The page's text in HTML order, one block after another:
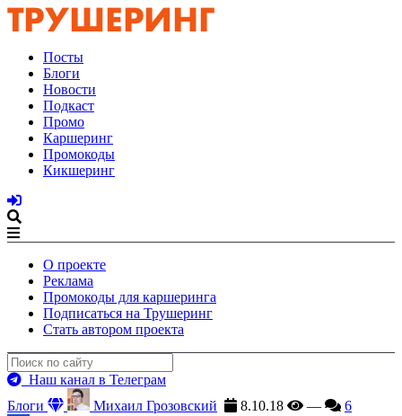
Посты
Блоги
Новости
Подкаст
Промо
Каршеринг
Промокоды
Кикшеринг
О проекте
Реклама
Промокоды для каршеринга
Подписаться на Трушеринг
Стать автором проекта
Наш канал в Телеграм
Блоги
Михаил Грозовский 8.10.18 — 6